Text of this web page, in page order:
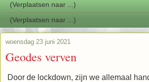
woensdag 23 juni 2021
Geodes verven
Door de lockdown, zijn we allemaal